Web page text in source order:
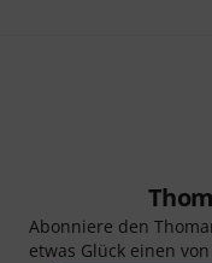
Abonniere den
etwas Glück einen von